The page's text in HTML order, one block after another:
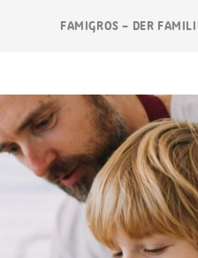
FAMIGROS – DER